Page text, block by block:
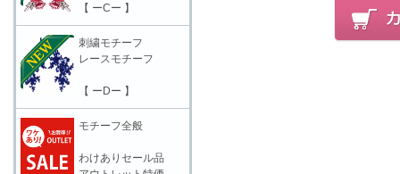
【 ーCー 】
刺繍モチーフ
レースモチーフ
【 ーDー 】
モチーフ全般
わけありセール品